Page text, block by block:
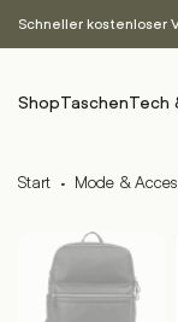
Schneller kostenloser
ShopTaschenTech
Start · Mode &